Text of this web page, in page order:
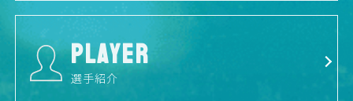
PLAYER
選手紹介